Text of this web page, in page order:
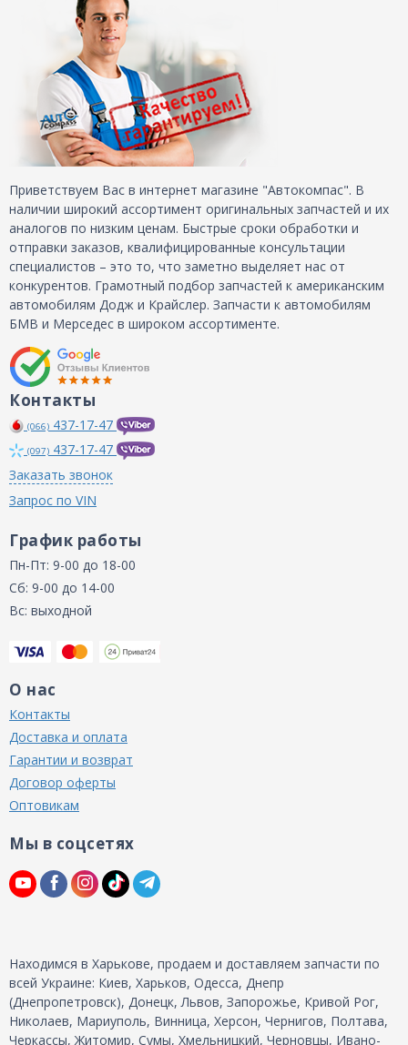
Приветствуем Вас в интернет магазине "Автокомпас". В
наличии широкий ассортимент оригинальных запчастей и их
аналогов по низким ценам. Быстрые сроки обработки и
отправки заказов, квалифицированные консультации
специалистов – это то, что заметно выделяет нас от
конкурентов. Грамотный подбор запчастей к американским
автомобилям Додж и Крайслер. Запчасти к автомобилям
БМВ и Мерседес в широком ассортименте.
Контакты
(066) 437-17-47
(097) 437-17-47
Заказать звонок
Запрос по VIN
График работы
Пн-Пт: 9-00 до 18-00
Сб: 9-00 до 14-00
Вс: выходной
О нас
Контакты
Доставка и оплата
Гарантии и возврат
Договор оферты
Оптовикам
Мы в соцсетях
Находимся в Харькове, продаем и доставляем запчасти по
всей Украине: Киев, Харьков, Одесса, Днепр
(Днепропетровск), Донецк, Львов, Запорожье, Кривой Рог,
Николаев, Мариуполь, Винница, Херсон, Чернигов, Полтава,
Черкассы, Житомир, Сумы, Хмельницкий, Черновцы, Ивано-